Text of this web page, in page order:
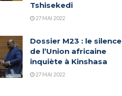
Tshisekedi
27 MAI 2022
Dossier M23 : le silence
de l’Union africaine
inquiète à Kinshasa
27 MAI 2022